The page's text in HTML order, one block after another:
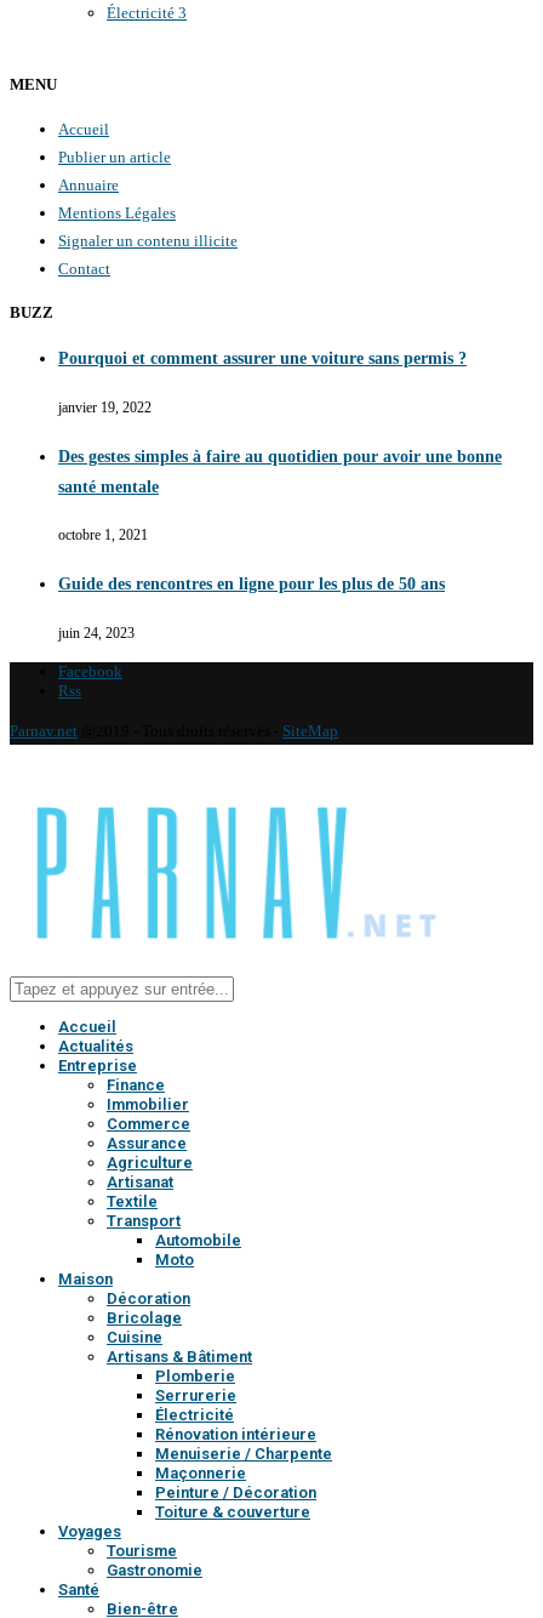
Électricité 3
MENU
Accueil
Publier un article
Annuaire
Mentions Légales
Signaler un contenu illicite
Contact
BUZZ
Pourquoi et comment assurer une voiture sans permis ?
janvier 19, 2022
Des gestes simples à faire au quotidien pour avoir une bonne
santé mentale
octobre 1, 2021
Guide des rencontres en ligne pour les plus de 50 ans
juin 24, 2023
Facebook
Rss
Parnav.net SiteMap
Accueil
Actualités
Entreprise
Finance
Immobilier
Commerce
Assurance
Agriculture
Artisanat
Textile
Transport
Automobile
Moto
Maison
Décoration
Bricolage
Cuisine
Artisans & Bâtiment
Plomberie
Serrurerie
Électricité
Rénovation intérieure
Menuiserie / Charpente
Maçonnerie
Peinture / Décoration
Toiture & couverture
Voyages
Tourisme
Gastronomie
Santé
Bien-être